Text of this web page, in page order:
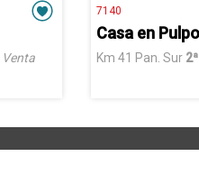
Venta
7140
Km 41 Pan. Sur